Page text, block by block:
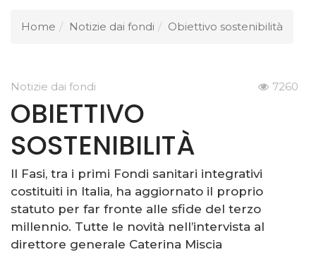
Home Notizie dai fondi Obiettivo sostenibilità
Notizie dai fondi 7260
OBIETTIVO
SOSTENIBILITÀ
Il Fasi, tra i primi Fondi sanitari integrativi
costituiti in Italia, ha aggiornato il proprio
statuto per far fronte alle sfide del terzo
millennio. Tutte le novità nell’intervista al
direttore generale Caterina Miscia